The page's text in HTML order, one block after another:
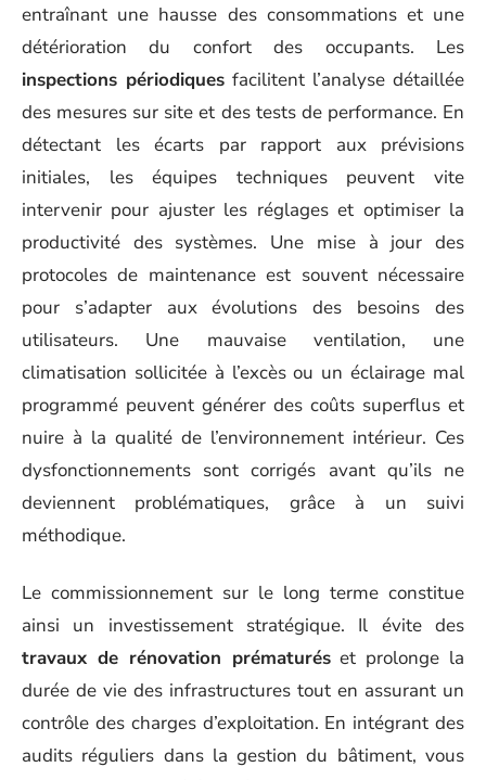
entraînant une hausse des consommations et une
détérioration du confort des occupants. Les
inspections périodiques facilitent l’analyse détaillée
des mesures sur site et des tests de performance. En
détectant les écarts par rapport aux prévisions
initiales, les équipes techniques peuvent vite
intervenir pour ajuster les réglages et optimiser la
productivité des systèmes. Une mise à jour des
protocoles de maintenance est souvent nécessaire
pour s’adapter aux évolutions des besoins des
utilisateurs. Une mauvaise ventilation, une
climatisation sollicitée à l’excès ou un éclairage mal
programmé peuvent générer des coûts superflus et
nuire à la qualité de l’environnement intérieur. Ces
dysfonctionnements sont corrigés avant qu’ils ne
deviennent problématiques, grâce à un suivi
méthodique.
Le commissionnement sur le long terme constitue
ainsi un investissement stratégique. Il évite des
travaux de rénovation prématuréset prolonge la
durée de vie des infrastructures tout en assurant un
contrôle des charges d’exploitation. En intégrant des
audits réguliers dans la gestion du bâtiment, vous